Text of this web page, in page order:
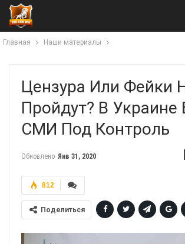
Главная Наши материалы
Цензура Или Фейки
Пройдут? В Украине
СМИ Под Контроль
Обновлено Янв 31, 2020
812
Поделиться